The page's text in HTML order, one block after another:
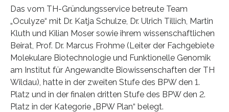
Das vom TH-Gründungsservice betreute Team
„Oculyze“ mit Dr. Katja Schulze, Dr. Ulrich Tillich, Martin
Kluth und Kilian Moser sowie ihrem wissenschaftlichen
Beirat, Prof. Dr. Marcus Frohme (Leiter der Fachgebiete
Molekulare Biotechnologie und Funktionelle Genomik
am Institut für Angewandte Biowissenschaften der TH
Wildau), hatte in der zweiten Stufe des BPW den 1.
Platz und in der finalen dritten Stufe des BPW den 2.
Platz in der Kategorie „BPW Plan“ belegt.